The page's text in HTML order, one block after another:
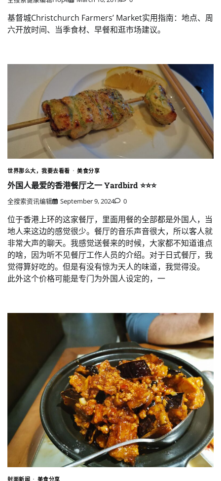
基督城Christchurch Farmers’ Market实用指南：地点、周
六开放时间、当季食材、早餐和逛市场建议。
世界那么大，我要去看看 美食分享
外国人最爱的香港餐厅之一 Yardbird ⭐️⭐️⭐️
全搜索资讯编辑 September 9, 2024 0
位于香港上环的这家餐厅，里面用餐的全部都是外国人，当
地人来这边的感觉很少。餐厅的音乐声音很大，所以客人就
非常大声的聊天。我感觉送餐来的时候，大家都不知道谁点
的啥，因为听不见餐厅工作人员的介绍。对于日式餐厅，我
觉得算好吃的。但是有没有惊为天人的味道，我觉得没。
此外这个价格可能是专门为外国人设定的，一
封面新闻 美食分享